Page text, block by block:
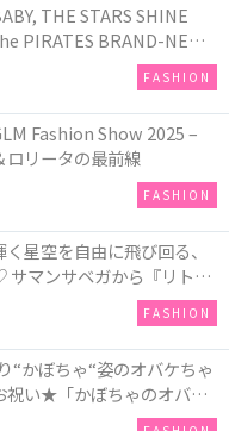
THE STARS SHINE
PIRATES BRAND-NEW
FASHION
Fashion Show 2025 –
リータの最前線
FASHION
星空を自由に飛び回る、
マンサベガから『リトル
アニバーサリーイヤー』を
FASHION
かぼちゃ“姿のオバケちゃ
祝い★「かぼちゃのオバケ
発売！Q-pot CAFE.では